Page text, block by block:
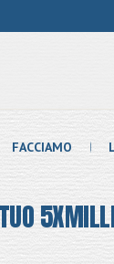
FACCIAMO